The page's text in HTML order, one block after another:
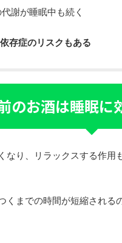
謝が睡眠中も続く
存症のリスクもある
のお酒は睡眠に
なり、リラックスする作用
くまでの時間が短縮される